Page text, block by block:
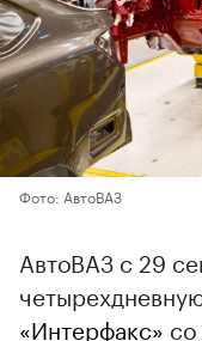
Фото: АвтоВАЗ
АвтоВАЗ с 29
«Интерфакс»